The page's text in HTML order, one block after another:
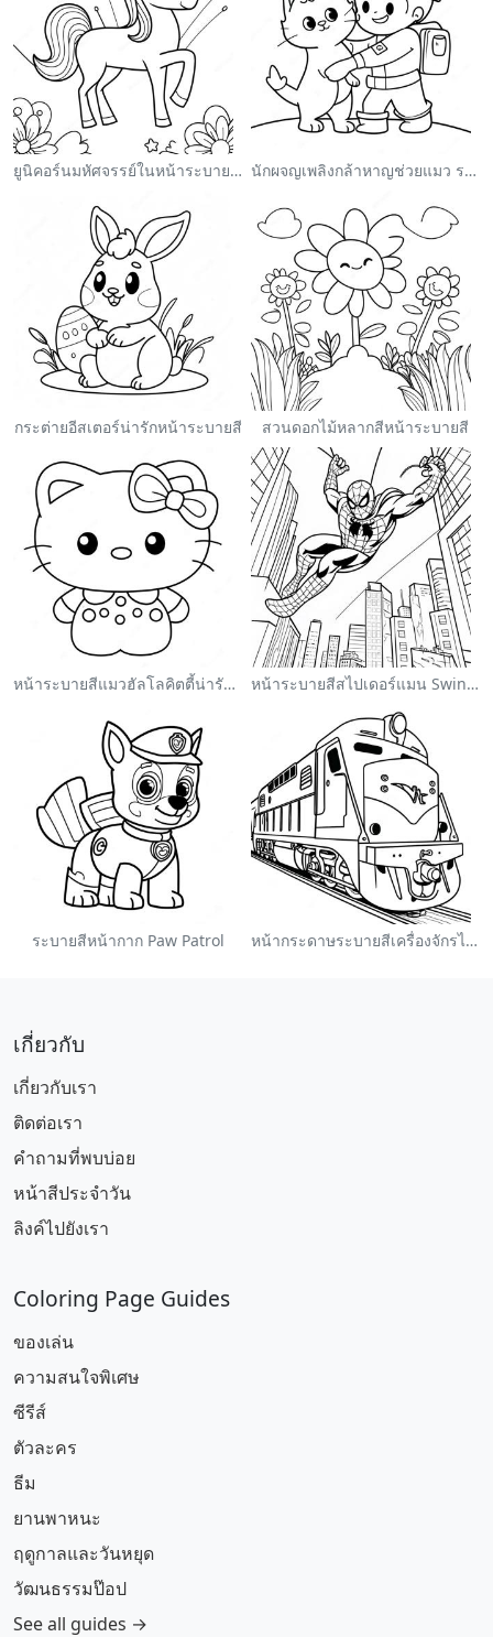
ยูนิคอร์นมหัศจรรย์ในหน้าระบายสีสายรุ้ง นักผจญเพลิงกล้าหาญช่วยแมว ระบายสี
กระต่ายอีสเตอร์น่ารักหน้าระบายสี สวนดอกไม้หลากสีหน้าระบายสี
หน้าระบายสีแมวฮัลโลคิตตี้น่ารักพร้อมโบว์ หน้าระบายสีสไปเดอร์แมน Swinging ผ่านเมือง
ระบายสีหน้ากาก Paw Patrol หน้ากระดาษระบายสีเครื่องจักรไอน้ำหลากสี
เกี่ยวกับ
เกี่ยวกับเรา
ติดต่อเรา
คำถามที่พบบ่อย
หน้าสีประจำวัน
ลิงค์ไปยังเรา
Coloring Page Guides
ของเล่น
ความสนใจพิเศษ
ซีรีส์
ตัวละคร
ธีม
ยานพาหนะ
ฤดูกาลและวันหยุด
วัฒนธรรมป๊อป
See all guides →